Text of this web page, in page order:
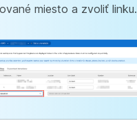
miesto a zvoliť linku.